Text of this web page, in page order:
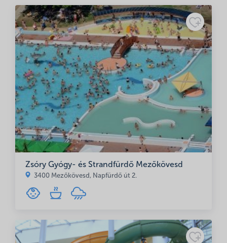
Név *
E-mail cím*
A nevem, e-mail címem, és weboldalcímem mentése a
Zsóry Gyógy- és Strandfürdő Mezőkövesd
3400 Mezőkövesd, Napfürdő út 2.